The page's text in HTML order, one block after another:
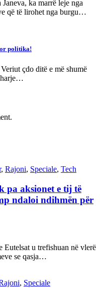
ka marrë leje nga
që të lirohet nga burgu…
politika!
çdo ditë e më shumë
, Rajoni, Speciale, Tech
pa aksionet e tij të
ndaloi ndihmën për
Eutelsat u trefishuan në vlerë
se qasja…
, Speciale